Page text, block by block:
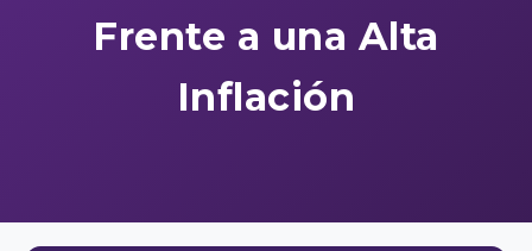
Frente a una Alta
Inflación